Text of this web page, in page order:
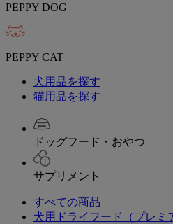
PEPPY DOG
PEPPY CAT
犬用品を探す
猫用品を探す
ドッグフード・おやつ
サプリメント
すべての商品
犬用ドライフード（プレミ